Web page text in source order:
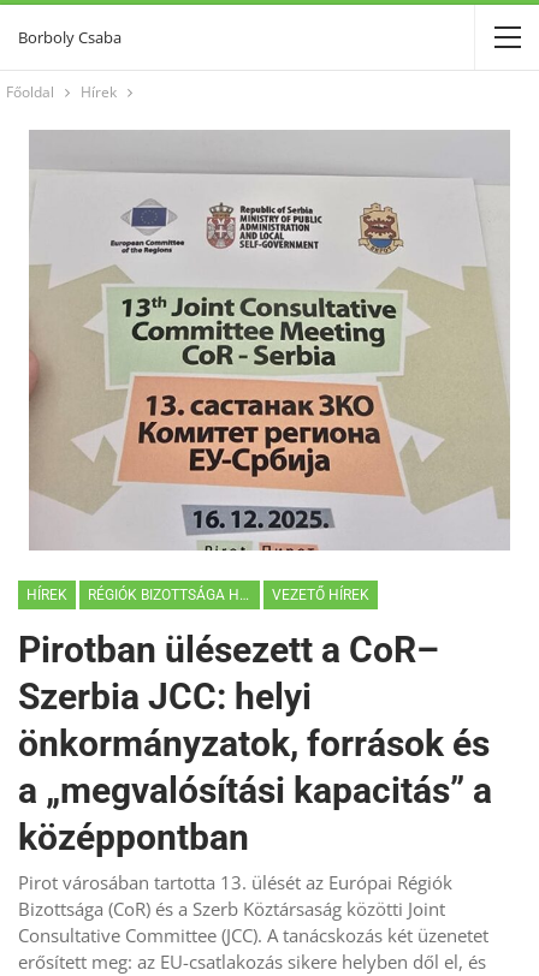
Borboly Csaba
Főoldal Hírek
HÍREK RÉGIÓK BIZOTTSÁGA HÍREK VEZETŐ HÍREK
Pirotban ülésezett a CoR–
Szerbia JCC: helyi
önkormányzatok, források és
a „megvalósítási kapacitás” a
középpontban
Pirot városában tartotta 13. ülését az Európai Régiók
Bizottsága (CoR) és a Szerb Köztársaság közötti Joint
Consultative Committee (JCC). A tanácskozás két üzenetet
erősített meg: az EU-csatlakozás sikere helyben dől el, és